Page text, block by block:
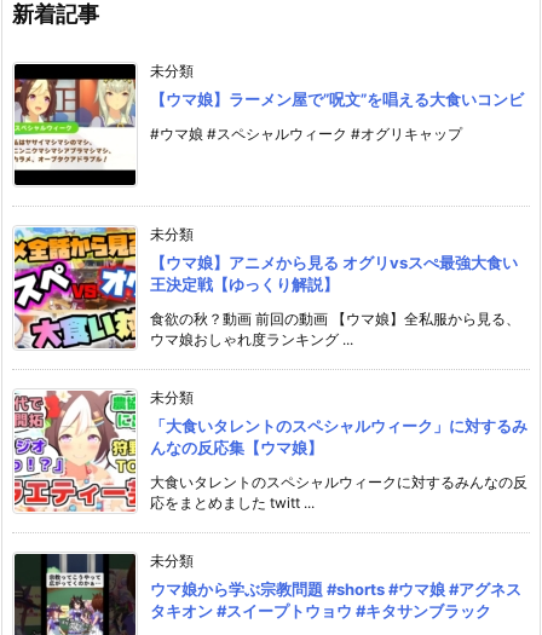
新着記事
未分類
【ウマ娘】ラーメン屋で”呪文”を唱える大食いコンビ
#ウマ娘 #スペシャルウィーク #オグリキャップ
未分類
【ウマ娘】アニメから見る オグリvsスぺ最強大食い
王決定戦【ゆっくり解説】
食欲の秋？動画 前回の動画 【ウマ娘】全私服から見る、
ウマ娘おしゃれ度ランキング ...
未分類
「大食いタレントのスペシャルウィーク」に対するみ
んなの反応集【ウマ娘】
大食いタレントのスペシャルウィークに対するみんなの反
応をまとめました twitt ...
未分類
ウマ娘から学ぶ宗教問題 #shorts #ウマ娘 #アグネス
タキオン #スイープトウョウ #キタサンブラック